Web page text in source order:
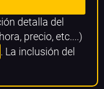
detalla del
precio, etc....)
. La inclusión del